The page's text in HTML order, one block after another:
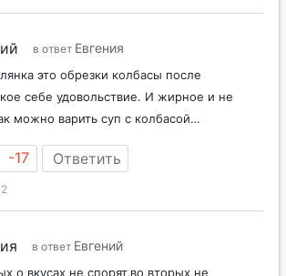
в ответ Евгения
это обрезки колбасы после
себе удовольствие. И жирное и не
можно варить суп с колбасой…
-17 Ответить
в ответ Евгений
о вкусах не спорят,во вторых не